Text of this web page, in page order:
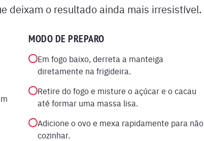
deixam o resultado ainda mais irresistível.
MODO DE PREPARO
Em fogo baixo, derreta a manteiga
diretamente na frigideira.
Retire do fogo e misture o açúcar e o cacau
até formar uma massa lisa.
Adicione o ovo e mexa rapidamente para não
cozinhar.